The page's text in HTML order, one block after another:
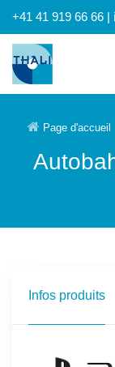
+41 41 919 66 66 |
Page d'accueil
Infos produits